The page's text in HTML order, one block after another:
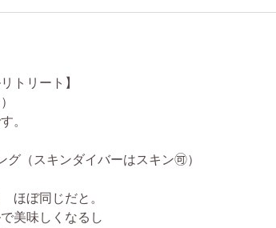
トリート】
。
（スキンダイバーはスキン🉑）
ほぼ同じだと。
美味しくなるし